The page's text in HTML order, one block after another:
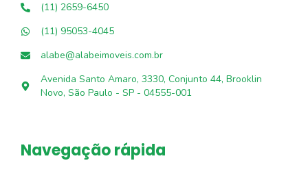
(11) 2659-6450
(11) 95053-4045
alabe@alabeimoveis.com.br
Avenida Santo Amaro, 3330, Conjunto 44, Brooklin
Novo, São Paulo - SP - 04555-001
Navegação rápida